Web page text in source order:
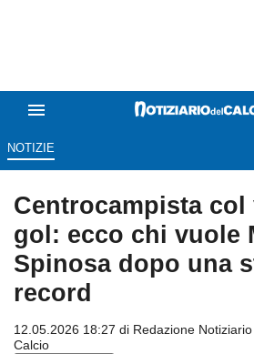
NOTIZIE
Centrocampista col
gol: ecco chi vuole
Spinosa dopo una
record
12.05.2026 18:27 di Redazione
Calcio